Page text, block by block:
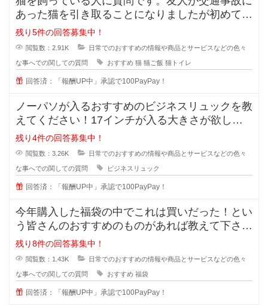
あった猫を引き取ることになりましたが初めて猫
を育てることになったそうで、ご飯
残り5件の回答募集中！
閲覧数：2.91K 日常でのおすすめの情報や商品とサービスなどの色々
な事へでの関しての質問 おすすめ 猫 猫ご飯 猫トイレ
回答済：「報酬UP中」承認で100PayPay！
ノーパソが入るおすすめのビジネスリュックを教
えてください！17インチが入る大きさが欲しい
です。ノーパソだけ入るものでもい
残り4件の回答募集中！
閲覧数：3.26K 日常でのおすすめの情報や商品とサービスなどの色々
な事へでの関しての質問 ビジネスリュック
回答済：「報酬UP中」承認で100PayPay！
今年購入した福袋の中でこれは買いだった！とい
う皆さんのおすすめのものがあれば教えて下さ
い。今まで購入したことがあるのはジ
残り8件の回答募集中！
閲覧数：1.43K 日常でのおすすめの情報や商品とサービスなどの色々
な事へでの関しての質問 おすすめ 福袋
回答済：「報酬UP中」承認で100PayPay！